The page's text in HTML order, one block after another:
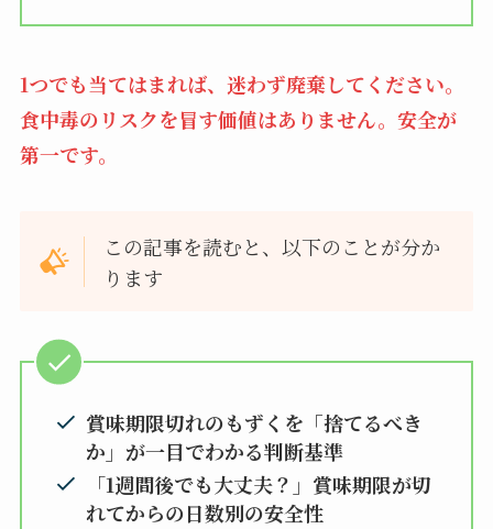
1つでも当てはまれば、迷わず廃棄してください。
食中毒のリスクを冒す価値はありません。安全が
第一です。
この記事を読むと、以下のことが分か
ります
賞味期限切れのもずくを「捨てるべき
か」が一目でわかる判断基準
「1週間後でも大丈夫？」賞味期限が切
れてからの日数別の安全性